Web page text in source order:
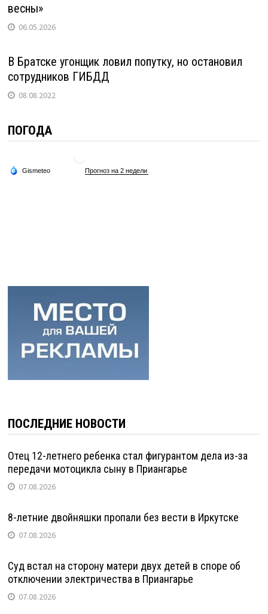
весны»
06.05.2026
В Братске угонщик ловил попутку, но остановил
сотрудников ГИБДД
08.08.2022
ПОГОДА
ПОСЛЕДНИЕ НОВОСТИ
Отец 12-летнего ребенка стал фигурантом дела из-за
передачи мотоцикла сыну в Приангарье
07.08.2026
8-летние двойняшки пропали без вести в Иркутске
07.08.2026
Суд встал на сторону матери двух детей в споре об
отключении электричества в Приангарье
07.08.2026